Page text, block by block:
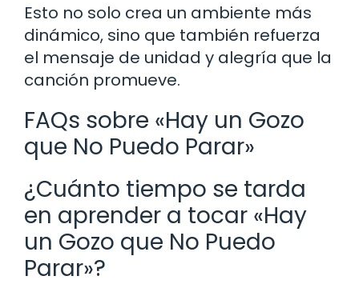
Esto no solo crea un ambiente más
dinámico, sino que también refuerza
el mensaje de unidad y alegría que la
canción promueve.
FAQs sobre «Hay un Gozo
que No Puedo Parar»
¿Cuánto tiempo se tarda
en aprender a tocar «Hay
un Gozo que No Puedo
Parar»?